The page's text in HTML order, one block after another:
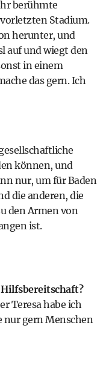
berühmte
Stadium.
herunter, und
auf und wiegt den
in einem
das gern. Ich
können, und
nur, um für Baden
die anderen, die
den Armen von
ist.
Hilfsbereitschaft?
Teresa habe ich
nur gern Menschen